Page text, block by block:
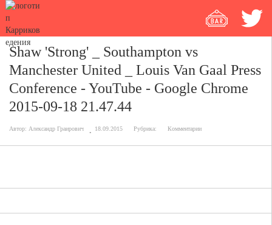
Shaw 'Strong' _ Southampton vs
Manchester United _ Louis Van Gaal Press
Conference - YouTube - Google Chrome
2015-09-18 21.47.44
Автор: Александр Граирович 18.09.2015 Рубрика: Комментарии